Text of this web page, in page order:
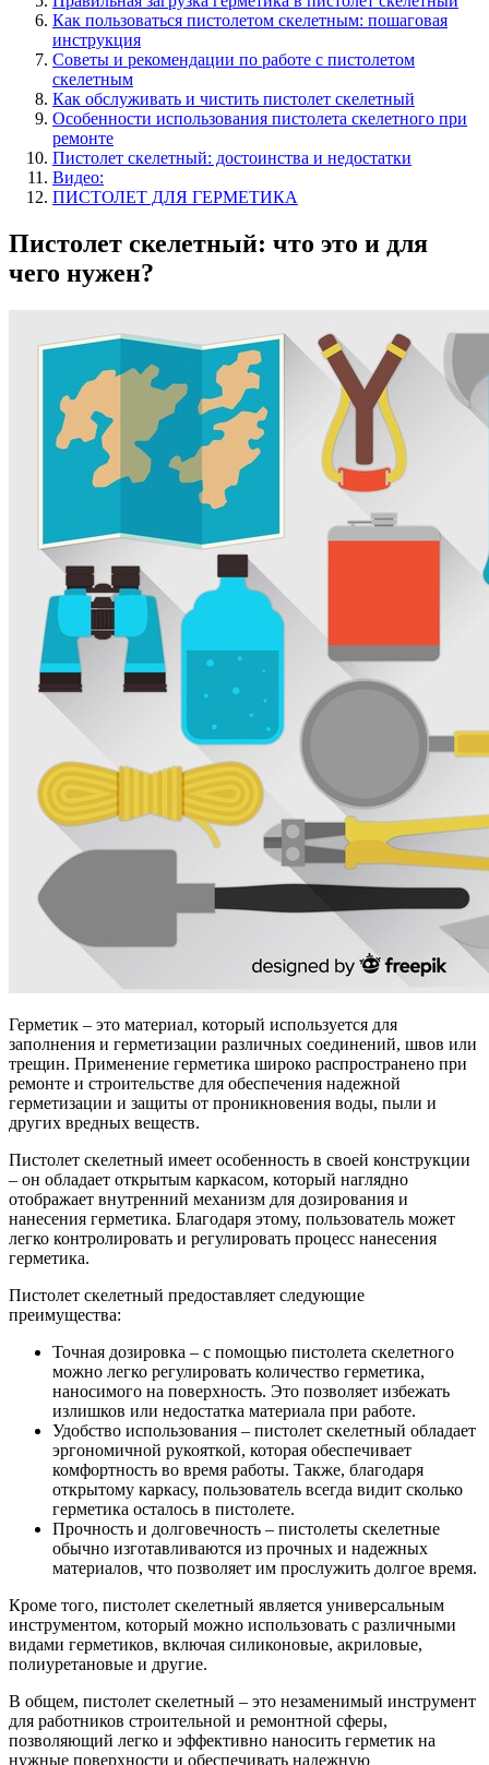
Как пользоваться пистолетом скелетным: пошаговая
инструкция
Советы и рекомендации по работе с пистолетом
скелетным
Как обслуживать и чистить пистолет скелетный
Особенности использования пистолета скелетного при
ремонте
Пистолет скелетный: достоинства и недостатки
Видео:
ПИСТОЛЕТ ДЛЯ ГЕРМЕТИКА
Пистолет скелетный: что это и для
чего нужен?
Герметик – это материал, который используется для
заполнения и герметизации различных соединений, швов или
трещин. Применение герметика широко распространено при
ремонте и строительстве для обеспечения надежной
герметизации и защиты от проникновения воды, пыли и
других вредных веществ.
Пистолет скелетный имеет особенность в своей конструкции
– он обладает открытым каркасом, который наглядно
отображает внутренний механизм для дозирования и
нанесения герметика. Благодаря этому, пользователь может
легко контролировать и регулировать процесс нанесения
герметика.
Пистолет скелетный предоставляет следующие
преимущества:
Точная дозировка – с помощью пистолета скелетного
можно легко регулировать количество герметика,
наносимого на поверхность. Это позволяет избежать
излишков или недостатка материала при работе.
Удобство использования – пистолет скелетный обладает
эргономичной рукояткой, которая обеспечивает
комфортность во время работы. Также, благодаря
открытому каркасу, пользователь всегда видит сколько
герметика осталось в пистолете.
Прочность и долговечность – пистолеты скелетные
обычно изготавливаются из прочных и надежных
материалов, что позволяет им прослужить долгое время.
Кроме того, пистолет скелетный является универсальным
инструментом, который можно использовать с различными
видами герметиков, включая силиконовые, акриловые,
полиуретановые и другие.
В общем, пистолет скелетный – это незаменимый инструмент
для работников строительной и ремонтной сферы,
позволяющий легко и эффективно наносить герметик на
нужные поверхности и обеспечивать надежную